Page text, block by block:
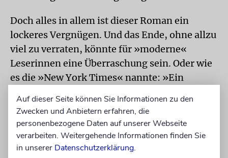
Doch alles in allem ist dieser Roman ein
lockeres Vergnügen. Und das Ende, ohne allzu
viel zu verraten, könnte für »moderne«
Leserinnen eine Überraschung sein. Oder wie
es die »New York Times« nannte: »Ein
Felicia Berliner: »Shmutz«. Übersetzt von
Hanna Hesse. Atlantik, Hamburg 2023, 368 S.,
24 €
Auf dieser Seite können Sie Informationen zu den
Zwecken und Anbietern erfahren, die
personenbezogene Daten auf unserer Webseite
verarbeiten. Weitergehende Informationen finden Sie
in unserer Datenschutzerklärung.